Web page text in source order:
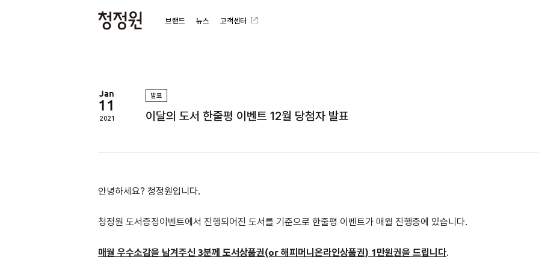
브랜드 뉴스 고객센터
Jan
11
2021
발표
이달의 도서 한줄평 이벤트 12월 당첨자 발표
안녕하세요? 청정원입니다.
청정원 도서증정이벤트에서 진행되어진 도서를 기준으로한줄평 이벤트가 매월 진행중에 있습니다.
매월 우수소감을 남겨주신 3분께 도서상품권(or 해피머니온라인상품권) 1만원권을 드립니다.